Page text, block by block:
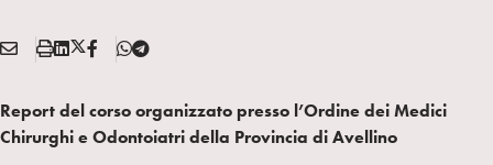
Condividi:
E
A
I
S L
e
X
T
w
F
T
Report del corso organizzato presso l’Ordine dei Medici
Chirurghi e Odontoiatri della Provincia di Avellino